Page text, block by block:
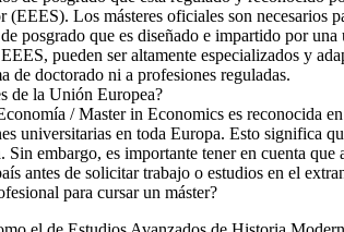
Los másteres oficiales son necesarios
posgrado que es diseñado e impartido por
pueden ser altamente especializados y
de doctorado ni a profesiones reguladas.
de la Unión Europea?
/ Master in Economics es reconocida
universitarias en toda Europa. Esto
embargo, es importante tener en cuenta
antes de solicitar trabajo o estudios en el
para cursar un máster?